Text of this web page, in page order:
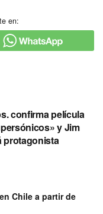
en:
confirma película
y Jim
protagonista
Chile a partir de